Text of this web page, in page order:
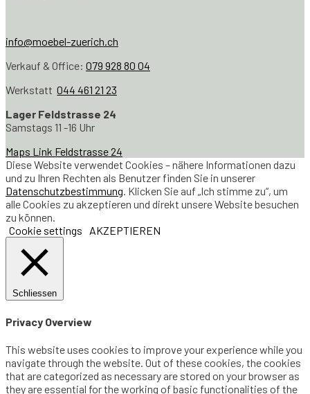
info@moebel-zuerich.ch
Verkauf & Office: 079 928 80 04
Werkstatt 044 461 21 23
Lager Feldstrasse 24
Samstags 11 -16 Uhr
Maps Link Feldstrasse 24
Diese Website verwendet Cookies – nähere Informationen dazu
und zu Ihren Rechten als Benutzer finden Sie in unserer
Datenschutzbestimmung . Klicken Sie auf „Ich stimme zu“, um
alle Cookies zu akzeptieren und direkt unsere Website besuchen
zu können.
Cookie settings
AKZEPTIEREN
Schliessen
Privacy Overview
This website uses cookies to improve your experience while you
navigate through the website. Out of these cookies, the cookies
that are categorized as necessary are stored on your browser as
they are essential for the working of basic functionalities of the